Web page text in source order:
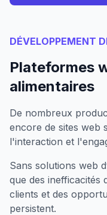
DÉVELOPPEMENT
Plateformes
alimentaires
De nombreux
encore de sites web
l'interaction et
Sans solutions web
que des inefficacités
clients et des
persistent.